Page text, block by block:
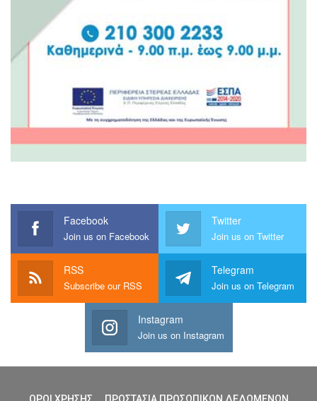
Facebook
Join us on Facebook
Twitter
Join us on Twitter
RSS
Subscribe our RSS
Telegram
Join us on Telegram
Instagram
Join us on Instagram